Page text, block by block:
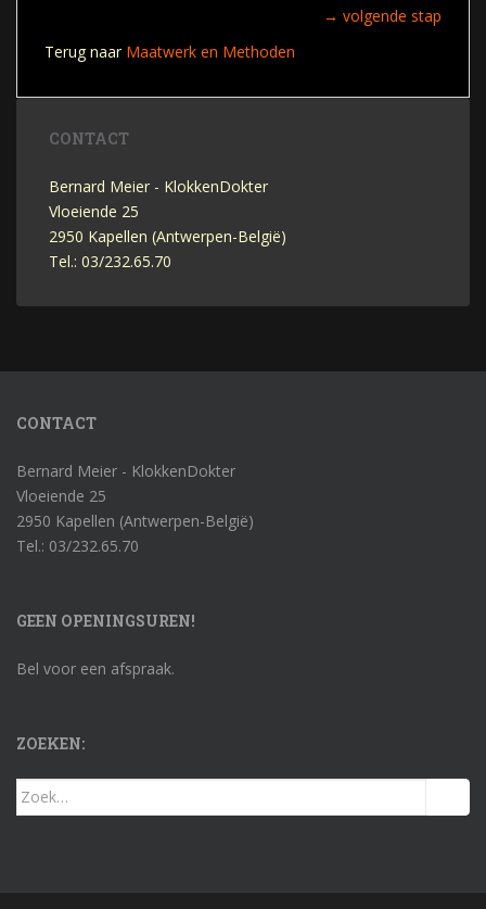
→ volgende stap
Terug naar Maatwerk en Methoden
CONTACT
Bernard Meier - KlokkenDokter
Vloeiende 25
2950 Kapellen (Antwerpen-België)
Tel.: 03/232.65.70
CONTACT
Bernard Meier - KlokkenDokter
Vloeiende 25
2950 Kapellen (Antwerpen-België)
Tel.: 03/232.65.70
GEEN OPENINGSUREN!
Bel voor een afspraak.
ZOEKEN:
Zoek
naar: